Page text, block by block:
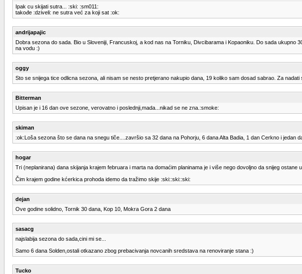
Ipak cu skijati sutra... :ski: :sm011:
takođe :dziveli: ne sutra već za koji sat :ok:
andrijapajic
Dobra sezona do sada. Bio u Sloveniji, Francuskoj, a kod nas na Torniku, Divcibarama i Kopaoniku. Do sada
na vodu :)
oggy
Sto se snijega tice odlicna sezona, ali nisam se nesto pretjerano nakupio dana, 19 koliko sam dosad sabrao. Za
Bitterman
Upisan je i 16 dan ove sezone, verovatno i poslednji,mada...nikad se ne zna.:smoke:
skiman
:ok:Loša sezona što se dana na snegu tiče....završio sa 32 dana na Pohorju, 6 dana Alta Badia, 1 dan Cerkno i jedan
hogar
Tri (neplanirana) dana skijanja krajem februara i marta na domaćim planinama je i više nego dovoljno da snijeg
Čim krajem godine kćerkica prohoda idemo da tražimo skije :ski::ski::ski:
dejan
Ove godine solidno, Tornik 30 dana, Kop 10, Mokra Gora 2 dana
sasacg
najslabija sezona do sada,cini mi se...
Samo 6 dana Solden,ostali otkazano zbog prebacivanja novcanih sredstava na renoviranje stana :)
Tucko